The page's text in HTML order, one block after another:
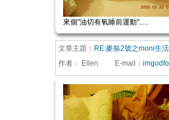
來個"油切有氧睡前運動".....
文章主題： RE:麥摳2號之moni生
作者：
Ellen E-mail ：